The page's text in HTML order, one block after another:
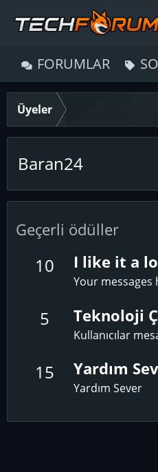
FORUMLAR
Üyeler
Baran24
Geçerli ödüller
10 I like it a
Your messages
5 Teknoloji
Kullanıcılar
15 Yardım
Yardım Sever